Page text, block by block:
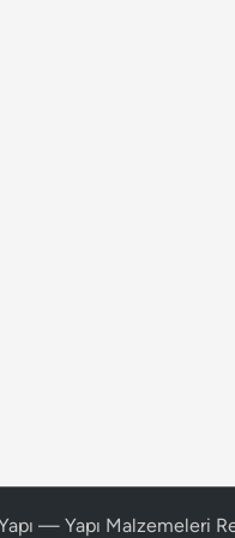
— Yapı Malzemeleri